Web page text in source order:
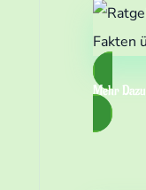
Mehr Dazu